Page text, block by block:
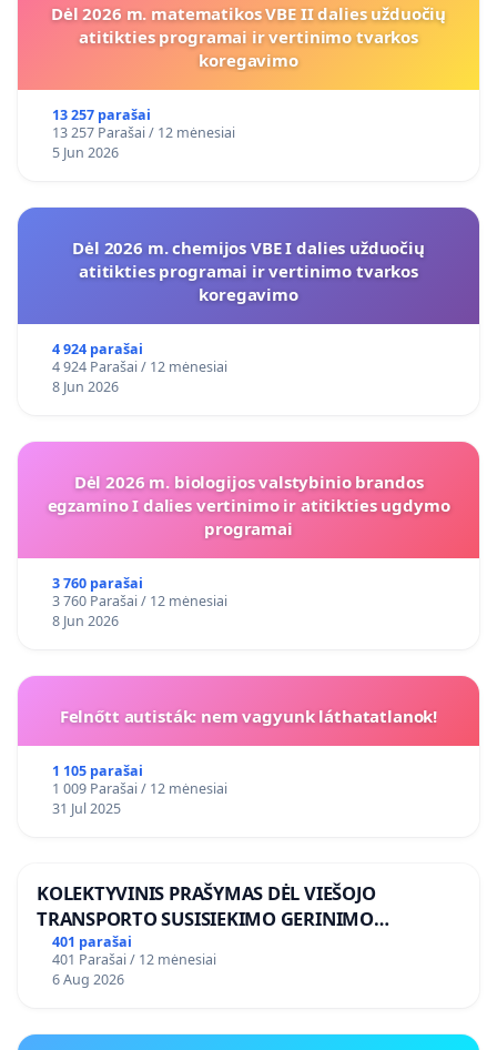
Dėl 2026 m. matematikos VBE II dalies užduočių
atitikties programai ir vertinimo tvarkos
koregavimo
13 257 parašai
13 257 Parašai / 12 mėnesiai
5 Jun 2026
Dėl 2026 m. chemijos VBE I dalies užduočių
atitikties programai ir vertinimo tvarkos
koregavimo
4 924 parašai
4 924 Parašai / 12 mėnesiai
8 Jun 2026
Dėl 2026 m. biologijos valstybinio brandos
egzamino I dalies vertinimo ir atitikties ugdymo
programai
3 760 parašai
3 760 Parašai / 12 mėnesiai
8 Jun 2026
Felnőtt autisták: nem vagyunk láthatatlanok!
1 105 parašai
1 009 Parašai / 12 mėnesiai
31 Jul 2025
KOLEKTYVINIS PRAŠYMAS DĖL VIEŠOJO
TRANSPORTO SUSISIEKIMO GERINIMO
VOSYLIUKŲ KAIME
401 parašai
401 Parašai / 12 mėnesiai
6 Aug 2026